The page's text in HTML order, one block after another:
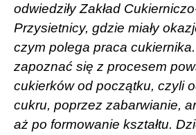
odwiedziły Zakład
Przysietnicy, gdzie miały
czym polega praca cukiernika.
zapoznać się z procesem
cukierków od początku, czyli
cukru, poprzez zabarwianie,
aż po formowanie kształtu.